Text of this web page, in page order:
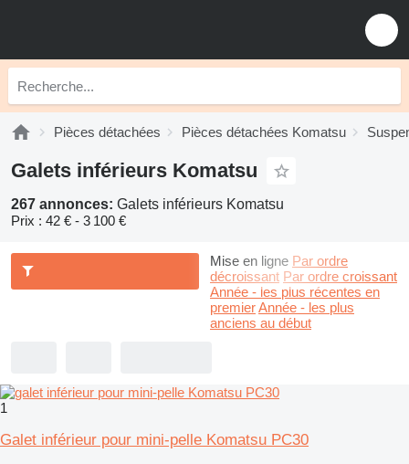
Pièces détachées Pièces détachées Komatsu
Galets inférieurs Komatsu
267 annonces: Galets inférieurs Komatsu
Prix : 42 € - 3 100 €
Mise en ligne Par ordre
décroissant Par ordre croissant
Année - les plus récentes en
premierAnnée - les plus
anciens au début
1
Galet inférieur pour mini-pelle Komatsu PC30